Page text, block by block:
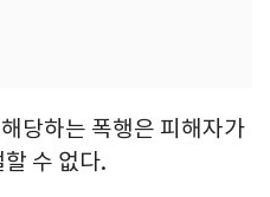
당하는 폭행은 피해자가
수 없다.